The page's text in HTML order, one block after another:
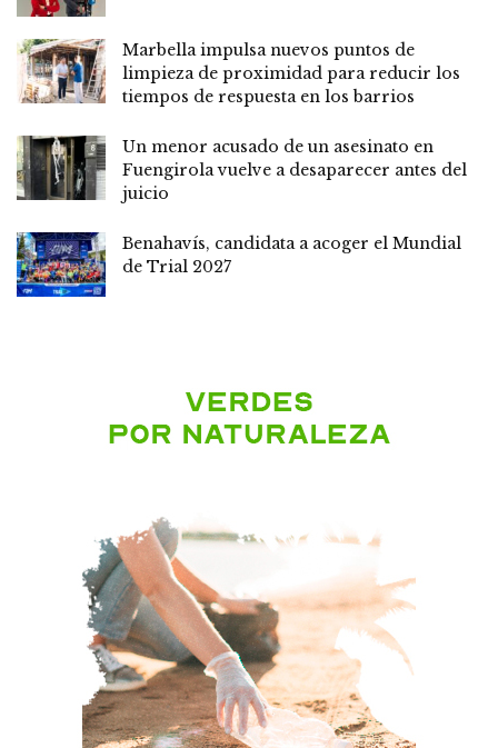
Marbella impulsa nuevos puntos de
limpieza de proximidad para reducir los
tiempos de respuesta en los barrios
Un menor acusado de un asesinato en
Fuengirola vuelve a desaparecer antes del
juicio
Benahavís, candidata a acoger el Mundial
de Trial 2027